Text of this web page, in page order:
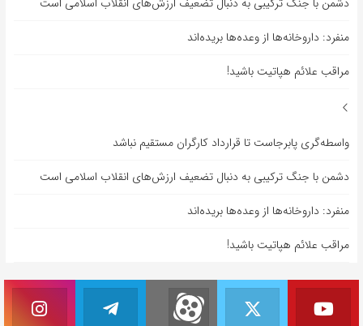
دشمن با جنگ ترکیبی به دنبال تضعیف ارزش‌های انقلاب اسلامی است
منفرد: داروخانه‌ها از وعده‌ها بریده‌اند
مراقب علائم هپاتیت باشید!
واسطه‌گری پابرجاست تا قرارداد کارگران مستقیم نباشد
دشمن با جنگ ترکیبی به دنبال تضعیف ارزش‌های انقلاب اسلامی است
منفرد: داروخانه‌ها از وعده‌ها بریده‌اند
مراقب علائم هپاتیت باشید!